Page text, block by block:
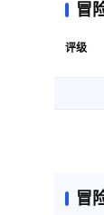
冒
评级
冒